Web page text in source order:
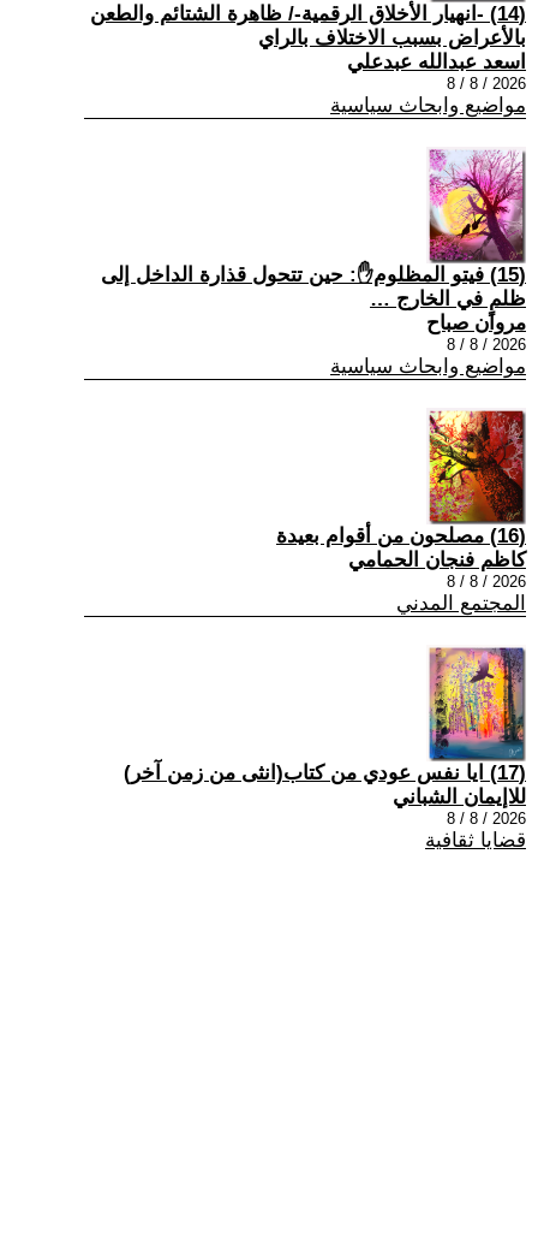
(14) -انهيار الأخلاق الرقمية-/ ظاهرة الشتائم والطعن
بالأعراض بسبب الاختلاف بالراي
اسعد عبدالله عبدعلي
2026 / 8 / 8
مواضيع وابحاث سياسية
(15) فيتو المظلوم✋: حين تتحول قذارة الداخل إلى
ظلمٍ في الخارج …
مروان صباح
2026 / 8 / 8
مواضيع وابحاث سياسية
(16) مصلحون من أقوام بعيدة
كاظم فنجان الحمامي
2026 / 8 / 8
المجتمع المدني
(17) ايا نفس عودي من كتاب(انثى من زمن آخر)
للاإيمان الشباني
2026 / 8 / 8
قضايا ثقافية